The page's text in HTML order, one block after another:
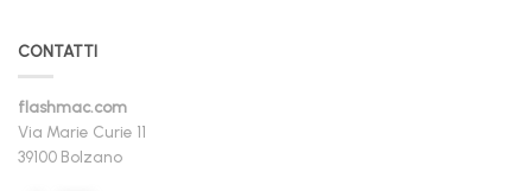
CONTATTI
flashmac.com
Via Marie Curie 11
39100 Bolzano